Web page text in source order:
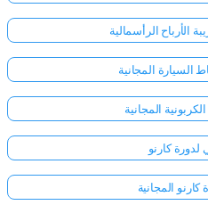
الأرباح الرأسمالية
السيارة المجانية
المجانية
كارنو
المجانية